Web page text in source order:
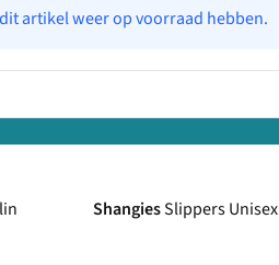
artikel weer op voorraad hebben.
ShangiesSlippers Unisex